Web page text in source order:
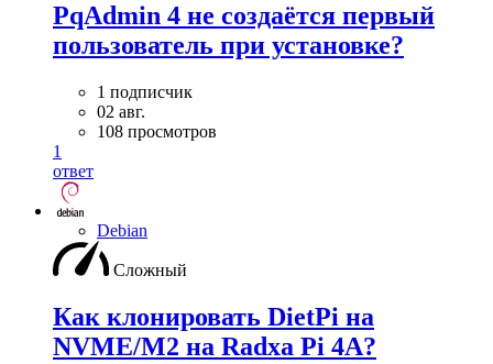
PqAdmin 4 не создаётся первый
пользователь при установке?
1 подписчик
02 авг.
108 просмотров
1
ответ
Debian
Сложный
Как клонировать DietPi на
NVME/M2 на Radxa Pi 4A?